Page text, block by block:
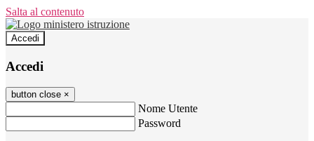
Salta al contenuto
Accedi
Accedi
button close ×
Nome Utente
Password